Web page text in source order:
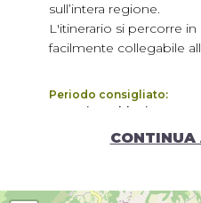
sull’intera regione.
L'itinerario si percorre
facilmente collegabile
Periodo consigliato:
Gennaio
Febbraio
CONTINUA